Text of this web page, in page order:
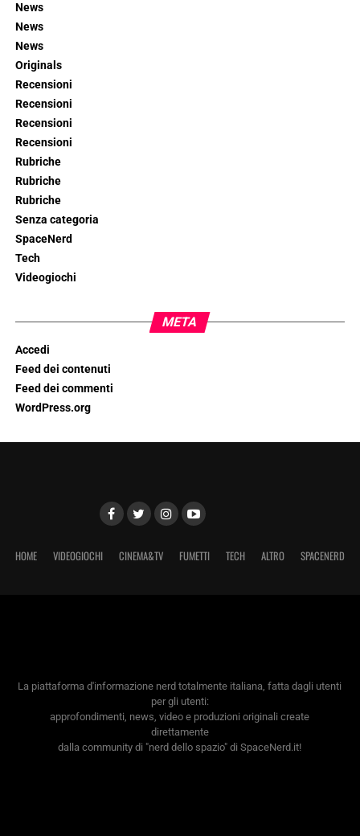
News
News
News
Originals
Recensioni
Recensioni
Recensioni
Recensioni
Rubriche
Rubriche
Rubriche
Senza categoria
SpaceNerd
Tech
Videogiochi
META
Accedi
Feed dei contenuti
Feed dei commenti
WordPress.org
HOME VIDEOGIOCHI CINEMA&TV FUMETTI TECH ALTRO SPACENERD
La piattaforma d'informazione nerd totalmente italiana, fatta dagli utenti
per gli utenti:
approfondimenti, news, video e produzioni originali create
direttamente
dalla community di "nerd dello spazio" di SpaceNerd.it!